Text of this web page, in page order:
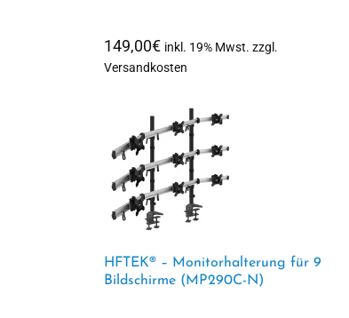
149,00€ inkl. 19% Mwst. zzgl.
Versandkosten
HFTEK® – Monitorhalterung für 9
Bildschirme (MP290C-N)